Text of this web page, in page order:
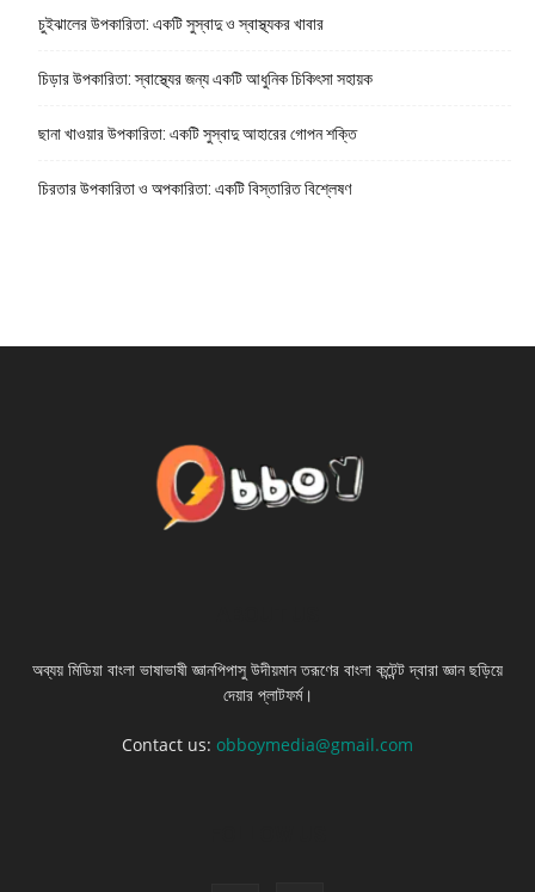
চুইঝালের উপকারিতা: একটি সুস্বাদু ও স্বাস্থ্যকর খাবার
চিড়ার উপকারিতা: স্বাস্থ্যের জন্য একটি আধুনিক চিকিৎসা সহায়ক
ছানা খাওয়ার উপকারিতা: একটি সুস্বাদু আহারের গোপন শক্তি
চিরতার উপকারিতা ও অপকারিতা: একটি বিস্তারিত বিশ্লেষণ
অব্যয় মিডিয়া বাংলা ভাষাভাষী জ্ঞানপিপাসু উদীয়মান তরূণের বাংলা কন্টেন্ট দ্বারা জ্ঞান ছড়িয়ে
দেয়ার প্লাটফর্ম।
Contact us: obboymedia@gmail.com